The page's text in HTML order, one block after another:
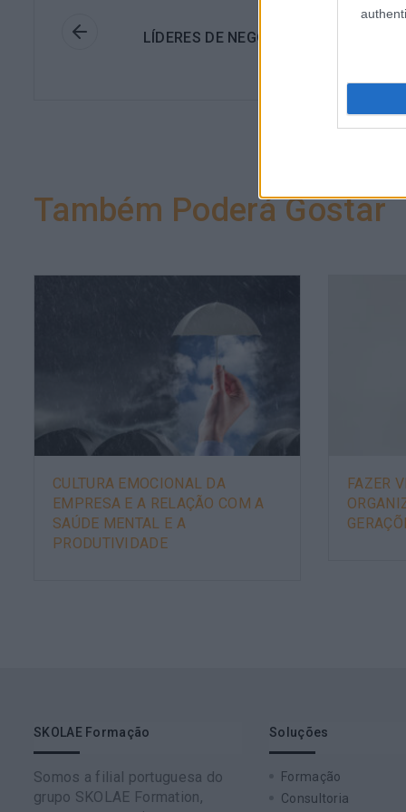
Anterior
LÍDERES DE NEGÓCIOS DEVEM PENSAR
Também Poderá Gostar
CULTURA EMOCIONAL DA
EMPRESA E A RELAÇÃO COM A
SAÚDE MENTAL E A
PRODUTIVIDADE
FAZER
SKOLAE Formação
Somos a filial portuguesa do
grupo SKOLAE Formation,
Soluções
Formação
Consultoria